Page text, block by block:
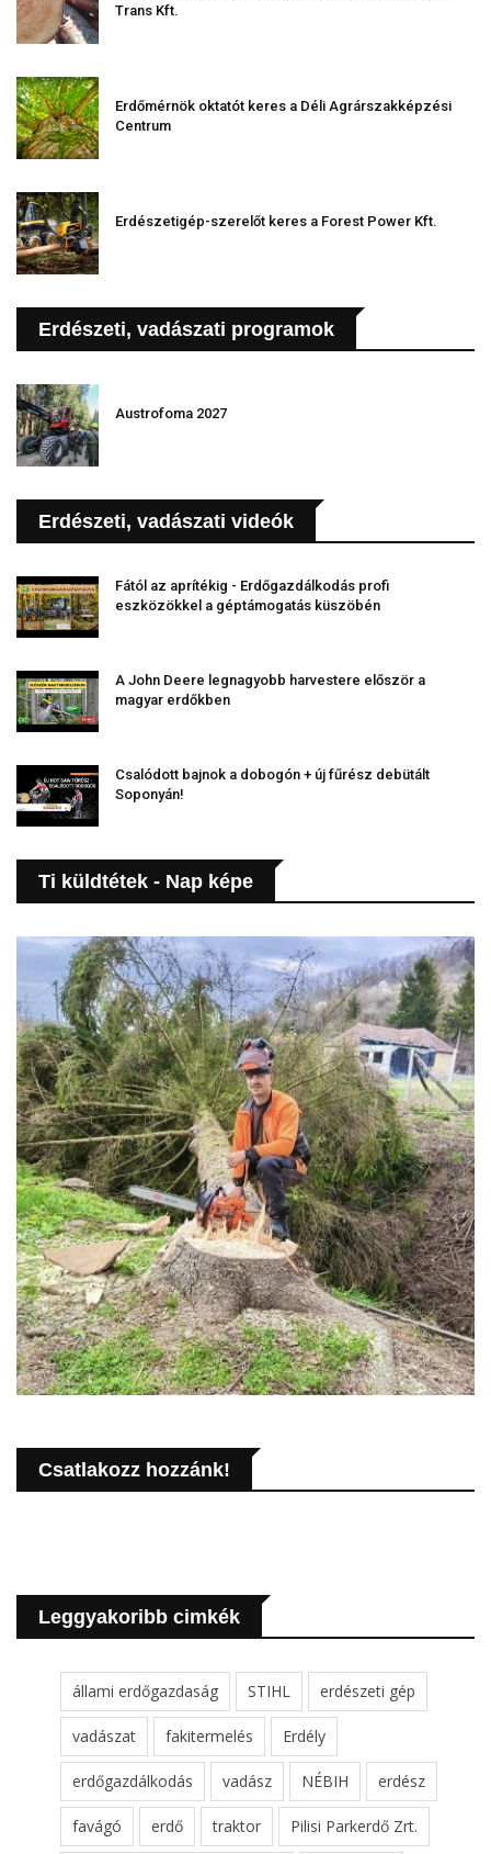
Trans Kft.
Erdőmérnök oktatót keres a Déli Agrárszakképzési
Centrum
Erdészetigép-szerelőt keres a Forest Power Kft.
Erdészeti, vadászati programok
Austrofoma 2027
Erdészeti, vadászati videók
Fától az aprítékig - Erdőgazdálkodás profi
eszközökkel a géptámogatás küszöbén
A John Deere legnagyobb harvestere először a
magyar erdőkben
Csalódott bajnok a dobogón + új fűrész debütált
Soponyán!
Ti küldtétek - Nap képe
Csatlakozz hozzánk!
Leggyakoribb cimkék
állami erdőgazdaság STIHL erdészeti gép
vadászat fakitermelés Erdély
erdőgazdálkodás vadász NÉBIH erdész
favágó erdő traktor Pilisi Parkerdő Zrt.